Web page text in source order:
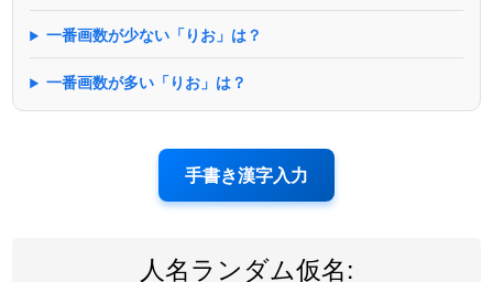
一番画数が少ない「りお」は？
一番画数が多い「りお」は？
手書き漢字入力
人名ランダム仮名: